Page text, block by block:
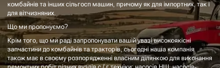
комбайнів та інших сільгосп машин, причому як для імпортних, так і
для вітчизняних.
Що ми пропонуємо?
Крім того, що ми раді запропонувати вашій увазі високоякісні
запчастини до комбайнів та тракторів, сьогодні наша компанія
також має в своєму розпорядженні власним ділянкою для виконання